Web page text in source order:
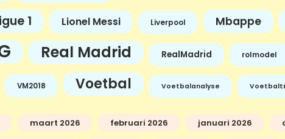
1 Lionel Messi Liverpool Mbappe
Real Madrid RealMadrid rolmodel
VM2018 Voetbal Voetbalanalyse
maart 2026 februari 2026 januari 2026